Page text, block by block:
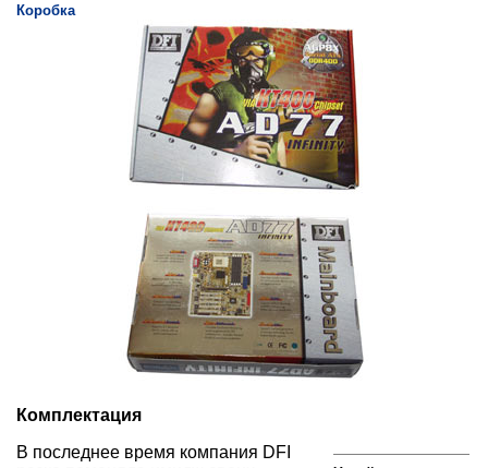
Коробка
Комплектация
В последнее время компания DFI